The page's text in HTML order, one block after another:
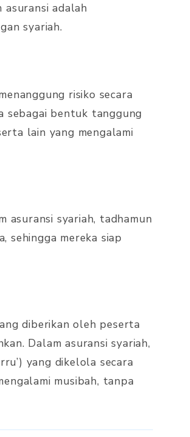
adalah
syariah.
risiko secara
sebagai bentuk tanggung
lain yang mengalami
asuransi syariah, tadhamun
sehingga mereka siap
diberikan oleh peserta
Dalam asuransi syariah,
yang dikelola secara
musibah, tanpa